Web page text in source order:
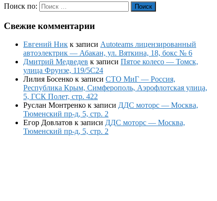
Поиск по: Поиск
Свежие комментарии
Евгений Ник к записи Autoteams лицензированный
автоэлектрик — Абакан, ул. Вяткина, 18, бокс № 6
Дмитрий Медведев к записи Пятое колесо — Томск,
улица Фрунзе, 119/5С24
Лилия Босенко к записи СТО МиГ — Россия,
Республика Крым, Симферополь, Аэрофлотская улица,
5, ГСК Полет, стр. 422
Руслан Монтренко к записи ДДС моторс — Москва,
Тюменский пр-д, 5, стр. 2
Егор Довлатов к записи ДДС моторс — Москва,
Тюменский пр-д, 5, стр. 2